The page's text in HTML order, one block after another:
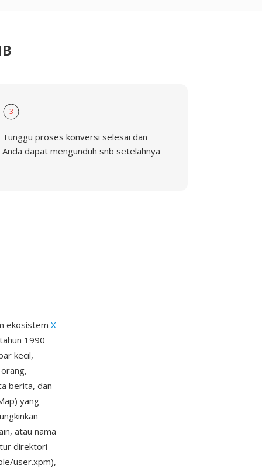
3
Tunggu proses konversi selesai dan
Anda dapat mengunduh snb setelahnya
ekosistem X
1990
kecil,
berita, dan
yang
atau nama
direktori
user.xpm),